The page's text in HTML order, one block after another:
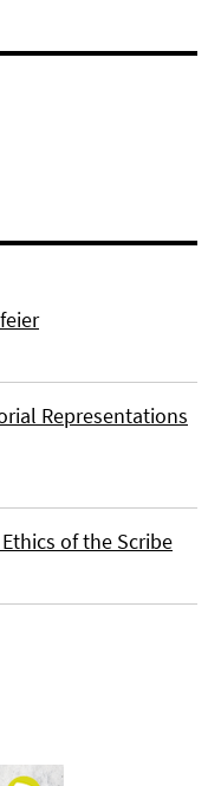
Representations
of the Scribe